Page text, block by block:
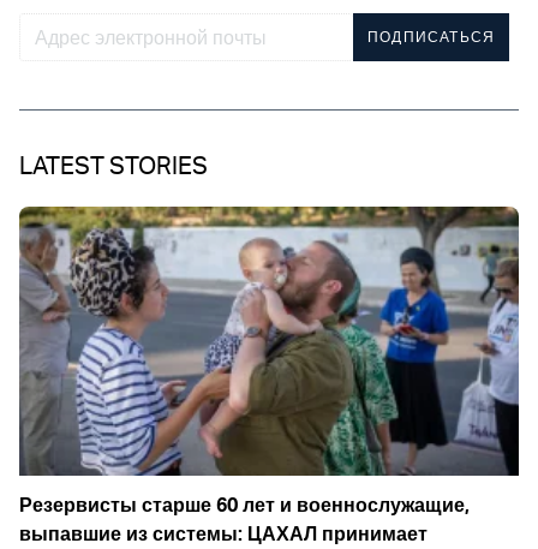
ПОДПИСАТЬСЯ
LATEST STORIES
Резервисты старше 60 лет и военнослужащие,
выпавшие из системы: ЦАХАЛ принимает